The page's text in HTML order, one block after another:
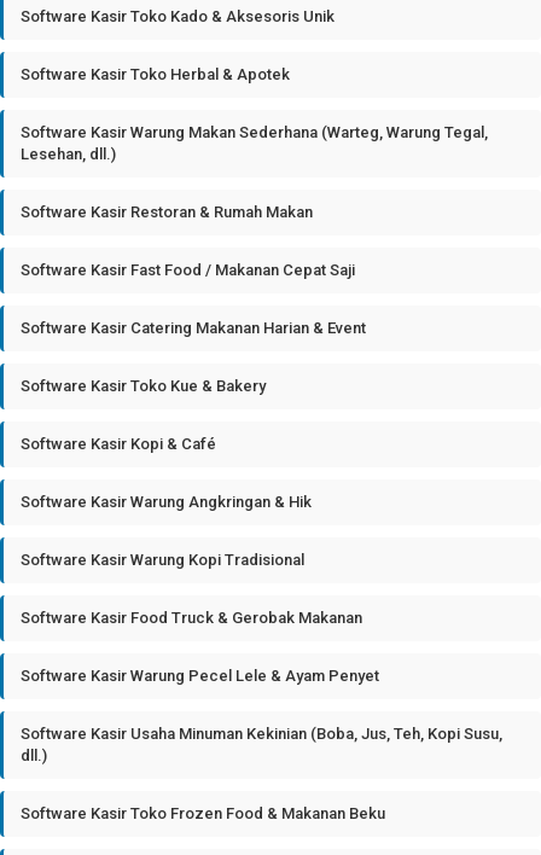
Software Kasir Toko Kado & Aksesoris Unik
Software Kasir Toko Herbal & Apotek
Software Kasir Warung Makan Sederhana (Warteg, Warung Tegal,
Lesehan, dll.)
Software Kasir Restoran & Rumah Makan
Software Kasir Fast Food / Makanan Cepat Saji
Software Kasir Catering Makanan Harian & Event
Software Kasir Toko Kue & Bakery
Software Kasir Kopi & Café
Software Kasir Warung Angkringan & Hik
Software Kasir Warung Kopi Tradisional
Software Kasir Food Truck & Gerobak Makanan
Software Kasir Warung Pecel Lele & Ayam Penyet
Software Kasir Usaha Minuman Kekinian (Boba, Jus, Teh, Kopi Susu,
dll.)
Software Kasir Toko Frozen Food & Makanan Beku